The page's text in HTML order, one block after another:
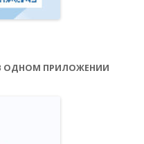
ОДНОМ ПРИЛОЖЕНИИ